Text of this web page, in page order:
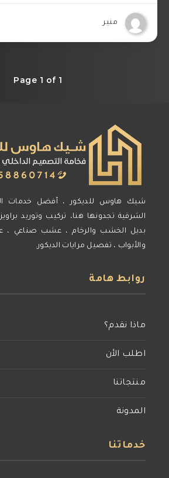
منير
Page 1 of 1
شيك هاوس للديكور ، أفضل خدمات
الشرقية تجدونها هنا، تركيب وتوريد
بديل الخشب والرخام ، عشب صناعي ،
والأبواب ، تفصيل مرايات الديكور.
روابط هامة
ماذا نقدم؟
اطلب الأن
منتجاتنا
المدونة
خدماتنا